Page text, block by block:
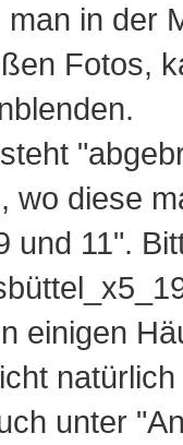
in der
Fotos,
wo diese
und 11".
einigen
unter